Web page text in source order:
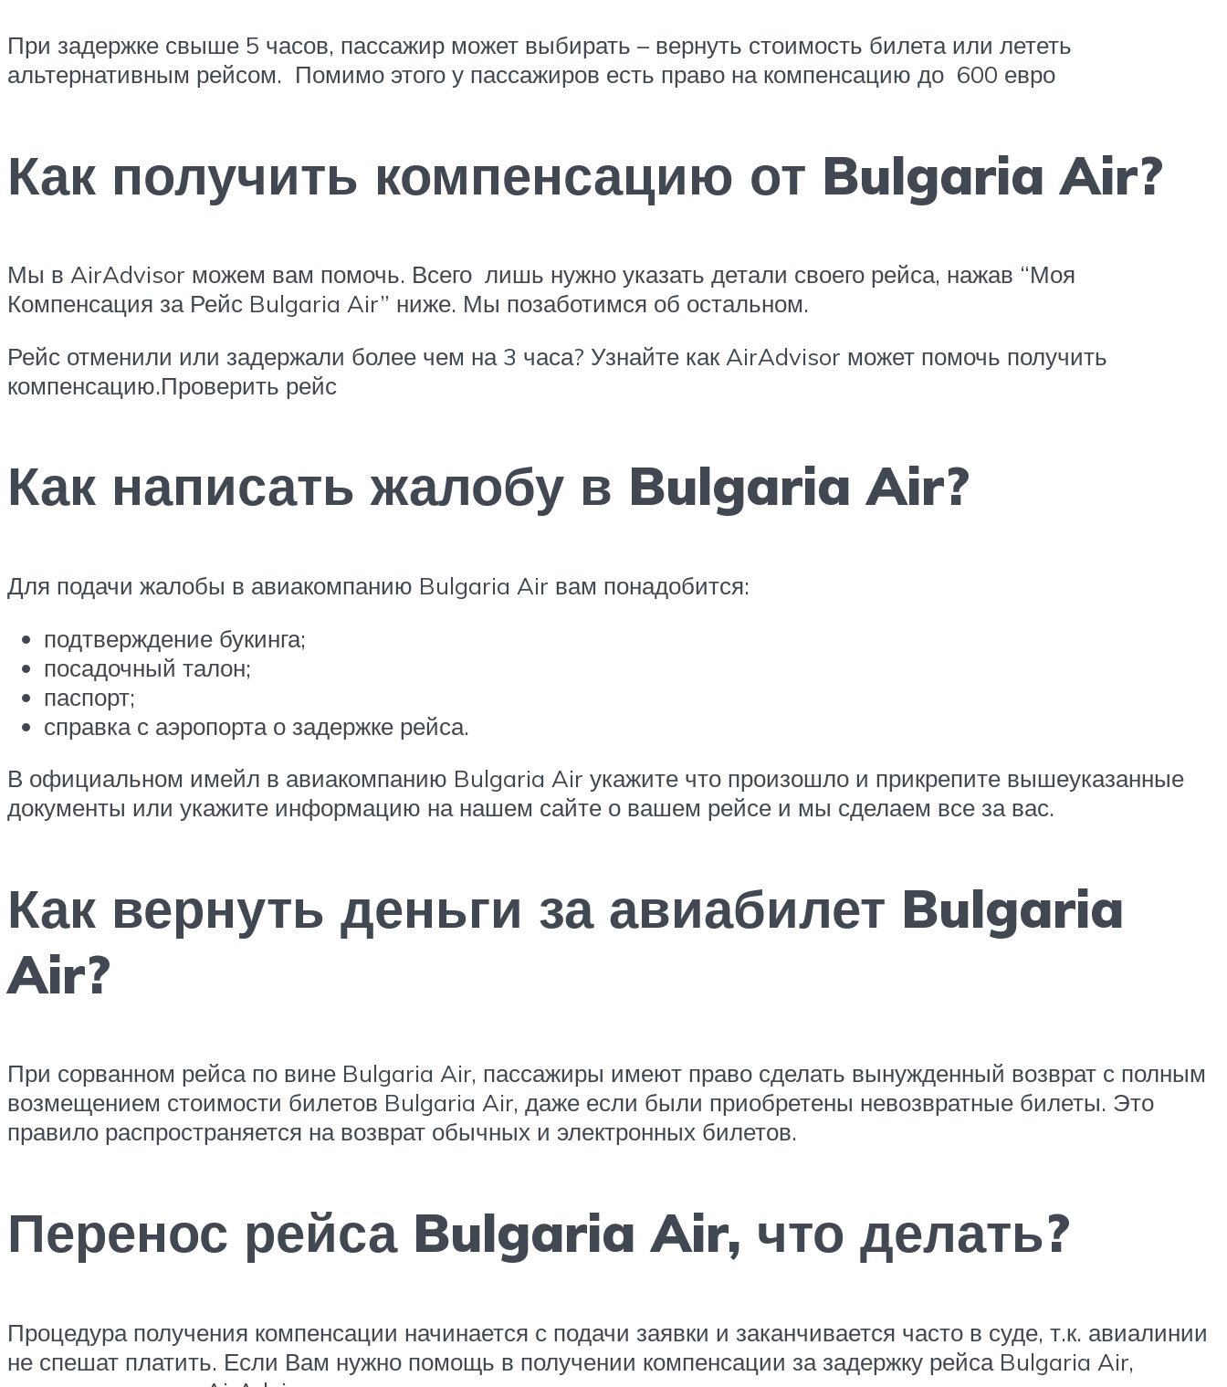
При задержке свыше 5 часов, пассажир может выбирать – вернуть стоимость билета или лететь
альтернативным рейсом. Помимо этого у пассажиров есть право на компенсацию до 600 евро
Как получить компенсацию от Bulgaria Air?
Мы в AirAdvisor можем вам помочь. Всего лишь нужно указать детали своего рейса, нажав “Моя
Компенсация за Рейс Bulgaria Air” ниже. Мы позаботимся об остальном.
Рейс отменили или задержали более чем на 3 часа? Узнайте как AirAdvisor может помочь получить
компенсацию.Проверить рейс
Как написать жалобу в Bulgaria Air?
Для подачи жалобы в авиакомпанию Bulgaria Air вам понадобится:
подтверждение букинга;
посадочный талон;
паспорт;
справка с аэропорта о задержке рейса.
В официальном имейл в авиакомпанию Bulgaria Air укажите что произошло и прикрепите вышеуказанные
документы или укажите информацию на нашем сайте о вашем рейсе и мы сделаем все за вас.
Как вернуть деньги за авиабилет Bulgaria
Air?
При сорванном рейса по вине Bulgaria Air, пассажиры имеют право сделать вынужденный возврат с полным
возмещением стоимости билетов Bulgaria Air, даже если были приобретены невозвратные билеты. Это
правило распространяется на возврат обычных и электронных билетов.
Перенос рейса Bulgaria Air, что делать?
Процедура получения компенсации начинается с подачи заявки и заканчивается часто в суде, т.к. авиалинии
не спешат платить. Если Вам нужно помощь в получении компенсации за задержку рейса Bulgaria Air,